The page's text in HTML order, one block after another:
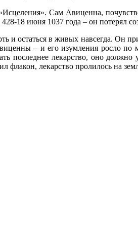
Сам Авиценна,
18 июня 1037 года – он потерял
и остаться в живых навсегда. Он
– и его изумления росло по
последнее лекарство, оно
флакон, лекарство пролилось на